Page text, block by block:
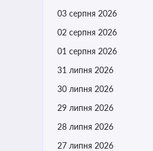
03 серпня 2026
02 серпня 2026
01 серпня 2026
31 липня 2026
30 липня 2026
29 липня 2026
28 липня 2026
27 липня 2026